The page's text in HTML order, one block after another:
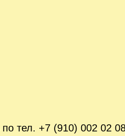
по тел. +7 (910) 002